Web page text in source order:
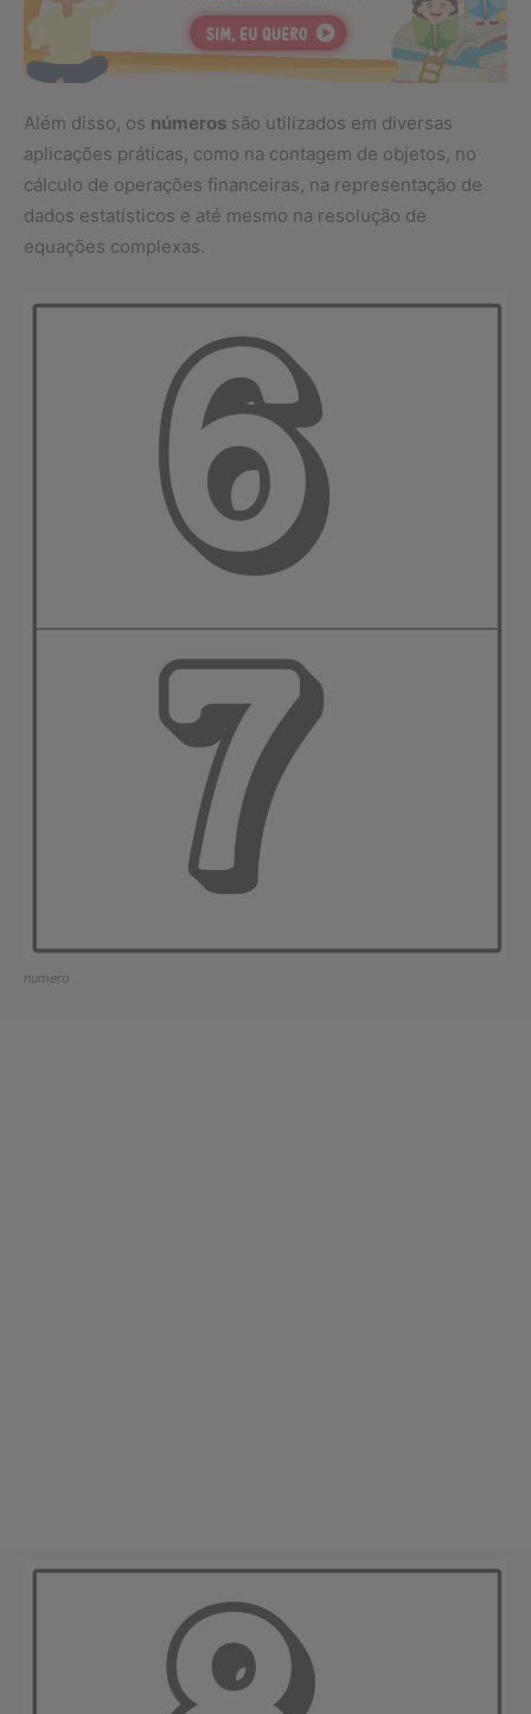
Além disso, os números são utilizados em diversas
aplicações práticas, como na contagem de objetos, no
cálculo de operações financeiras, na representação de
dados estatísticos e até mesmo na resolução de
equações complexas.
numero